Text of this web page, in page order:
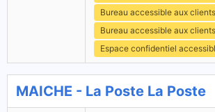
Bureau accessible aux
Bureau accessible aux
Espace confidentiel
MAICHE - La Poste La Poste